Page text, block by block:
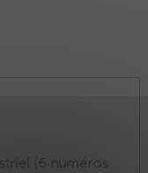
(6 numéros